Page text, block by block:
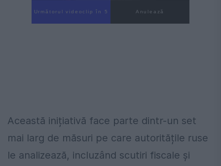
Următorul videoclip în 4 Anulează
Această inițiativă face parte dintr-un set
mai larg de măsuri pe care autoritățile ruse
le analizează, incluzând scutiri fiscale și